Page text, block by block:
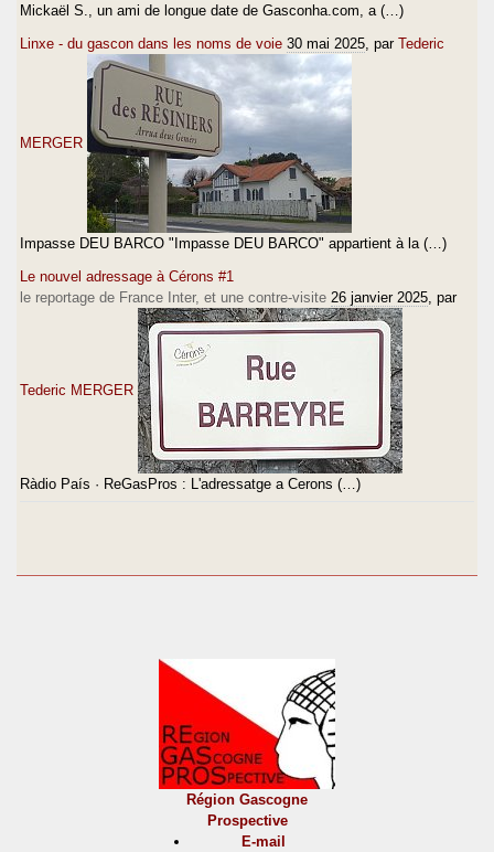
Mickaël S., un ami de longue date de Gasconha.com, a (…)
Linxe - du gascon dans les noms de voie 30 mai 2025 , par Tederic
MERGER
Impasse DEU BARCO "Impasse DEU BARCO" appartient à la (…)
Le nouvel adressage à Cérons #1
le reportage de France Inter, et une contre-visite 26 janvier 2025 , par
Tederic MERGER
Ràdio País · ReGasPros : L'adressatge a Cerons (…)
Région Gascogne
Prospective
E-mail